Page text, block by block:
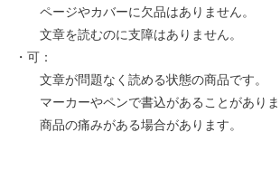
ページやカバーに欠品はありません。
文章を読むのに支障はありません。
・可：
文章が問題なく読める状態の商品です。
マーカーやペンで書込があることがありま
商品の痛みがある場合があります。